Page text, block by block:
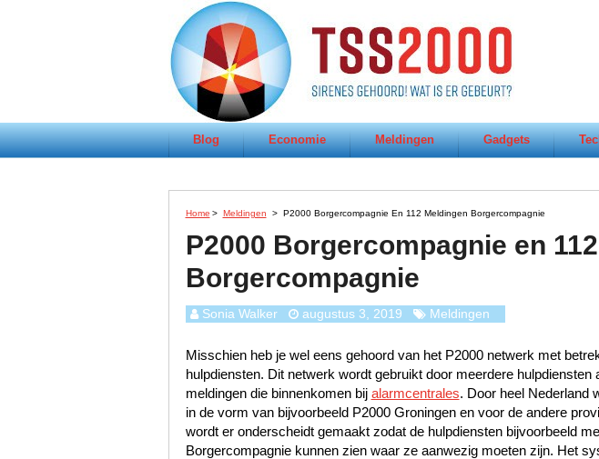
Blog Economie Meldingen Gadgets
Home > Meldingen > P2000 Borgercompagnie En 112 Meldingen Borgercompagnie
P2000 Borgercompagnie en
Borgercompagnie
Sonia Walker augustus 3, 2019 Meldingen
Misschien heb je wel eens gehoord van het P2000 netwerk met
hulpdiensten. Dit netwerk wordt gebruikt door meerdere hulpdiensten
meldingen die binnenkomen bij alarmcentrales. Door heel Nederland
in de vorm van bijvoorbeeld P2000 Groningen en voor de andere
wordt er onderscheidt gemaakt zodat de hulpdiensten bijvoorbeeld
Borgercompagnie kunnen zien waar ze aanwezig moeten zijn. Het